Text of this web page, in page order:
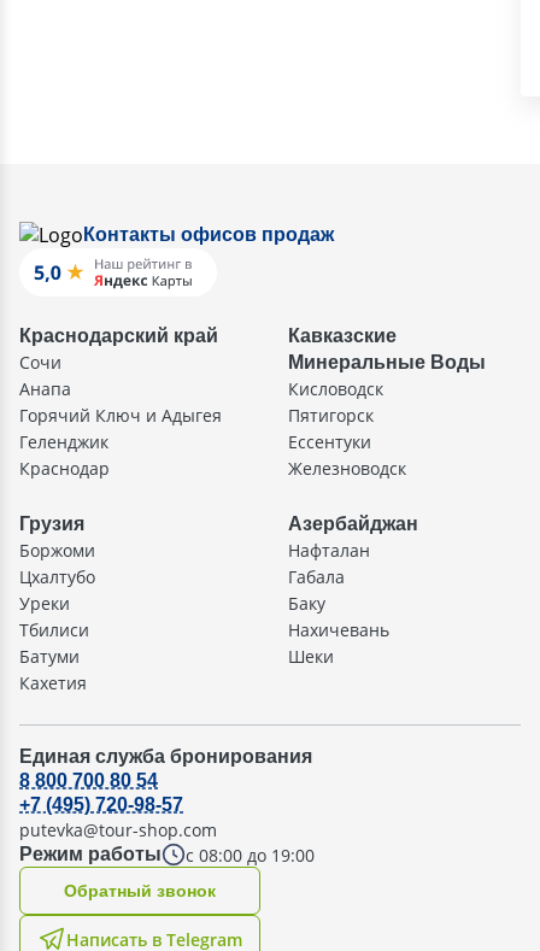
Контакты офисов продаж
Краснодарский край
Сочи
Анапа
Горячий Ключ и Адыгея
Геленджик
Краснодар
Кавказские
Минеральные Воды
Кисловодск
Пятигорск
Ессентуки
Железноводск
Грузия
Боржоми
Цхалтубо
Уреки
Тбилиси
Батуми
Кахетия
Азербайджан
Нафталан
Габала
Баку
Нахичевань
Шеки
Единая служба бронирования
Режим работы с 08:00 до 19:00
8 800 700 80 54
+7 (495) 720-98-57
putevka@tour-shop.com
Написать в Telegram
Oбратный звонок